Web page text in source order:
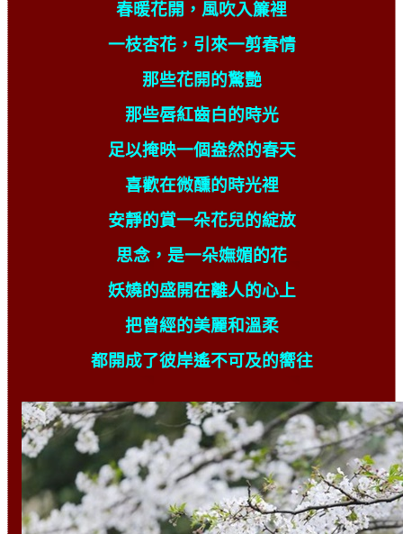
春暖花開，風吹入簾裡
一枝杏花，引來一剪春情
那些花開的驚艷
那些唇紅齒白的時光
足以掩映一個盎然的春天
喜歡在微醺的時光裡
安靜的賞一朵花兒的綻放
思念，是一朵嫵媚的花
妖嬈的盛開在離人的心上
把曾經的美麗和溫柔
都開成了彼岸遙不可及的嚮往